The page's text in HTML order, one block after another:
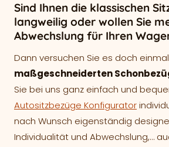
Sind Ihnen die klassischen
langweilig oder wollen Sie
Abwechslung für Ihren
Dann versuchen Sie es doch
maßgeschneiderten
Sie bei uns ganz einfach und
Autositzbezüge Konfigurator
nach Wunsch eigenständig
Individualität und Abwechslung,…